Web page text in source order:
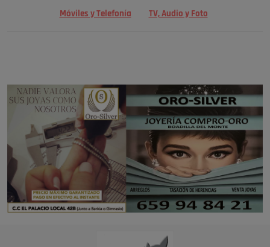
Móviles y Telefonía TV, Audio y Foto